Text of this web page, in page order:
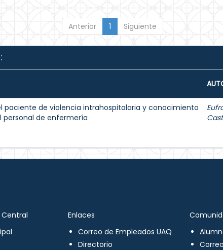
Anterior 1 Siguiente
paciente de violencia intrahospitalaria y conocimiento
de enfermería
Enlaces
Correo de Empleados UAQ
Directorio